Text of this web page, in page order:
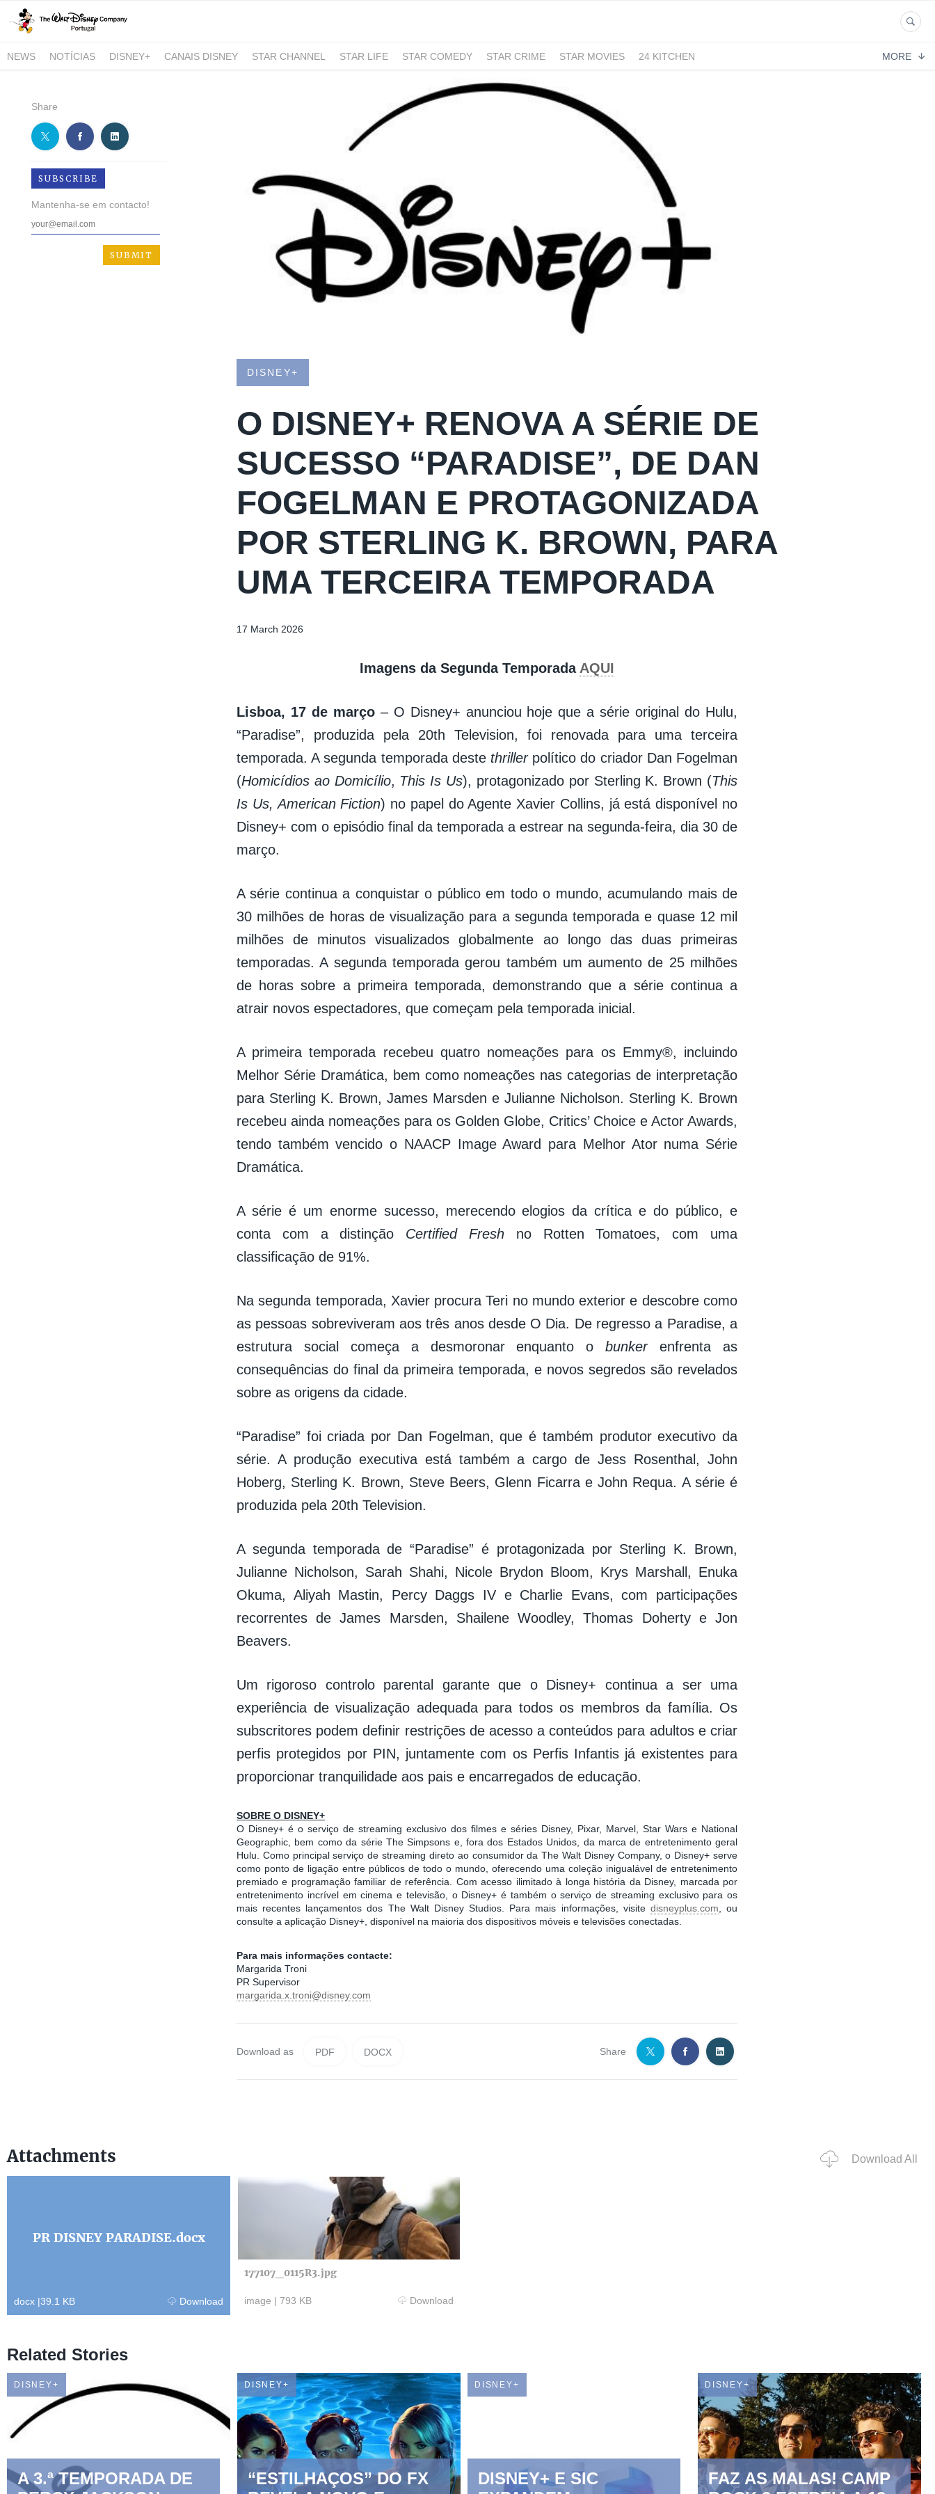
NEWS NOTÍCIAS DISNEY+ CANAIS DISNEY STAR CHANNEL STAR LIFE STAR COMEDY STAR CRIME STAR MOVIES
24 KITCHEN
MORE
Share
SUBSCRIBE
Mantenha-se em contacto!
DISNEY+
O DISNEY+ RENOVA A SÉRIE DE
SUCESSO “PARADISE”, DE DAN
FOGELMAN E PROTAGONIZADA
POR STERLING K. BROWN, PARA
UMA TERCEIRA TEMPORADA
17 March 2026
Imagens da Segunda Temporada AQUI
Lisboa, 17 de março– O Disney+ anunciou hoje que a série original do Hulu,
“Paradise”, produzida pela 20th Television, foi renovada para uma terceira
temporada. A segunda temporada deste thriller político do criador Dan Fogelman
(Homicídios ao Domicílio, This Is Us), protagonizado por Sterling K. Brown (This
Is Us, American Fiction) no papel do Agente Xavier Collins, já está disponível no
Disney+ com o episódio final da temporada a estrear na segunda-feira, dia 30 de
março.
A série continua a conquistar o público em todo o mundo, acumulando mais de
30 milhões de horas de visualização para a segunda temporada e quase 12 mil
milhões de minutos visualizados globalmente ao longo das duas primeiras
temporadas. A segunda temporada gerou também um aumento de 25 milhões
de horas sobre a primeira temporada, demonstrando que a série continua a
atrair novos espectadores, que começam pela temporada inicial.
A primeira temporada recebeu quatro nomeações para os Emmy®, incluindo
Melhor Série Dramática, bem como nomeações nas categorias de interpretação
para Sterling K. Brown, James Marsden e Julianne Nicholson. Sterling K. Brown
recebeu ainda nomeações para os Golden Globe, Critics’ Choice e Actor Awards,
tendo também vencido o NAACP Image Award para Melhor Ator numa Série
Dramática.
A série é um enorme sucesso, merecendo elogios da crítica e do público, e
conta com a distinção Certified Fresh no Rotten Tomatoes, com uma
classificação de 91%.
Na segunda temporada, Xavier procura Teri no mundo exterior e descobre como
as pessoas sobreviveram aos três anos desde O Dia. De regresso a Paradise, a
estrutura social começa a desmoronar enquanto obunkerenfrenta as
consequências do final da primeira temporada, e novos segredos são revelados
sobre as origens da cidade.
“Paradise” foi criada por Dan Fogelman, que é também produtor executivo da
série. A produção executiva está também a cargo de Jess Rosenthal, John
Hoberg, Sterling K. Brown, Steve Beers, Glenn Ficarra e John Requa. A série é
produzida pela 20th Television.
A segunda temporada de “Paradise” é protagonizada por Sterling K. Brown,
Julianne Nicholson, Sarah Shahi, Nicole Brydon Bloom, Krys Marshall, Enuka
Okuma, Aliyah Mastin, Percy Daggs IV e Charlie Evans, com participações
recorrentes de James Marsden, Shailene Woodley, Thomas Doherty e Jon
Beavers.
Um rigoroso controlo parental garante que o Disney+ continua a ser uma
experiência de visualização adequada para todos os membros da família. Os
subscritores podem definir restrições de acesso a conteúdos para adultos e criar
perfis protegidos por PIN, juntamente com os Perfis Infantis já existentes para
proporcionar tranquilidade aos pais e encarregados de educação.
SOBRE O DISNEY+
O Disney+ é o serviço de streaming exclusivo dos filmes e séries Disney, Pixar, Marvel, Star Wars e National
Geographic, bem como da série The Simpsons e, fora dos Estados Unidos, da marca de entretenimento geral
Hulu. Como principal serviço de streaming direto ao consumidor da The Walt Disney Company, o Disney+ serve
como ponto de ligação entre públicos de todo o mundo, oferecendo uma coleção inigualável de entretenimento
premiado e programação familiar de referência. Com acesso ilimitado à longa história da Disney, marcada por
entretenimento incrível em cinema e televisão, o Disney+ é também o serviço de streaming exclusivo para os
mais recentes lançamentos dos The Walt Disney Studios. Para mais informações, visite disneyplus.com , ou
consulte a aplicação Disney+, disponível na maioria dos dispositivos móveis e televisões conectadas.
Para mais informações contacte:
Margarida Troni
PR Supervisor
margarida.x.troni@disney.com
Download as PDF DOCX Share
Attachments Download All
PR DISNEY PARADISE.docx
docx |39.1 KB Download
177107_0115R3.jpg
image | 793 KB Download
Related Stories
DISNEY+
A 3.ª TEMPORADA DE
DISNEY+
“ESTILHAÇOS” DO FX
DISNEY+
DISNEY+ E SIC
DISNEY+
FAZ AS MALAS! CAMP